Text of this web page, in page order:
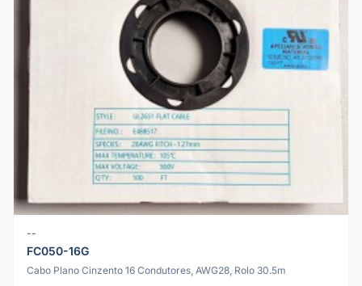
--
FC050-16G
Cabo Plano Cinzento 16 Condutores, AWG28, Rolo 30.5m